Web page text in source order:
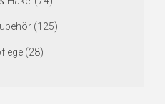
(125)
(28)